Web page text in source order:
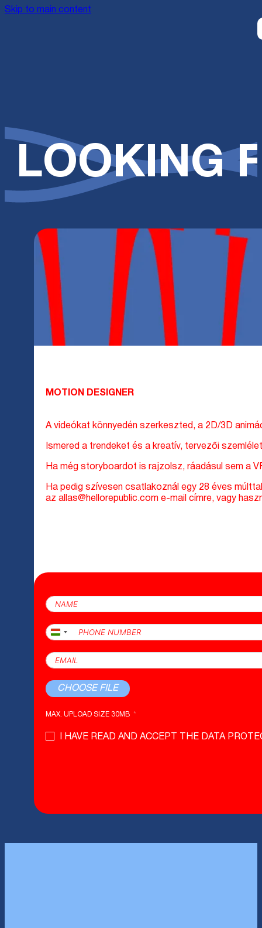
Skip to main content
LOOKING
MOTION DESIGNER
A videókat könnyedén szerkeszted, a 2D/3D
Ismered a trendeket és a kreatív, tervezői
Ha még storyboardot is rajzolsz, ráadásul sem a
Ha pedig szívesen csatlakoznál egy 28 éves
az allas@hellorepublic.com e-mail címre, vagy
Hungary
MAX. UPLOAD SIZE 30MB
CHOOSE FILE
I HAVE READ AND ACCEPT THE DATA